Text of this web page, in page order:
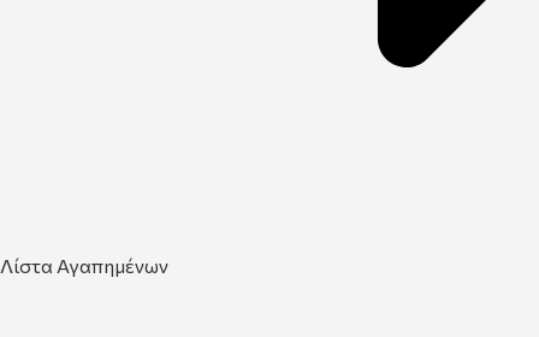
Λίστα Αγαπημένων